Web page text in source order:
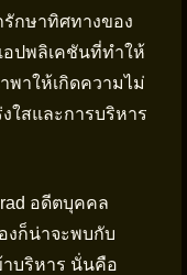
รักษาทิศทางของ
ปพลิเคชันที่ทำให้
พาให้เกิดความไม่
ใสและการบริหาร
อดีตบุคคล
งก็น่าจะพบกับ
าบริหาร นั่นคือ